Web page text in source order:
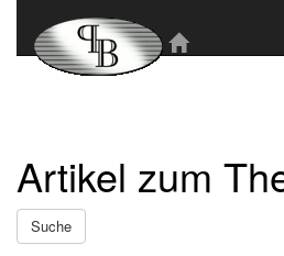
Artikel zum
Suche